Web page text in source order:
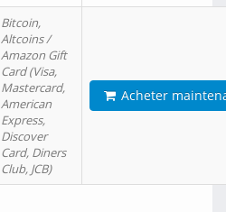
Bitcoin,
Altcoins /
Amazon Gift
Card (Visa,
Mastercard,
American
Express,
Discover
Card, Diners
Club, JCB)
Acheter